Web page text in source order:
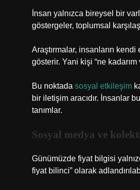
İnsan yalnızca bireysel bir
göstergeler, toplumsal
Araştırmalar, insanların
gösterir. Yani kişi “ne
Bu noktada sosyal etkileşim
bir iletişim aracıdır. İnsanlar
tanımlar.
Sosyal medya ve
Günümüzde fiyat bilgisi
fiyat bilinci” olarak